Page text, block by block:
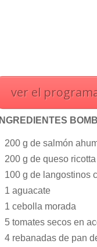
ver el
INGREDIENTES
200 g de salmón
200 g de queso ricotta
100 g de langostinos
1 aguacate
1 cebolla morada
5 tomates secos en
4 rebanadas de pan